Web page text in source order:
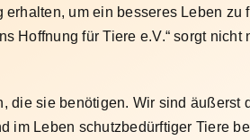
um ein besseres Leben
Hoffnung für Tiere e.V.“ sorgt
sie benötigen. Wir sind äußerst
im Leben schutzbedürftiger Tiere